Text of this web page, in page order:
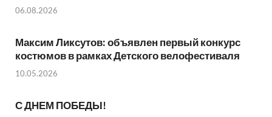
06.08.2026
Максим Ликсутов: объявлен первый конкурс
костюмов в рамках Детского велофестиваля
10.05.2026
С ДНЕМ ПОБЕДЫ!